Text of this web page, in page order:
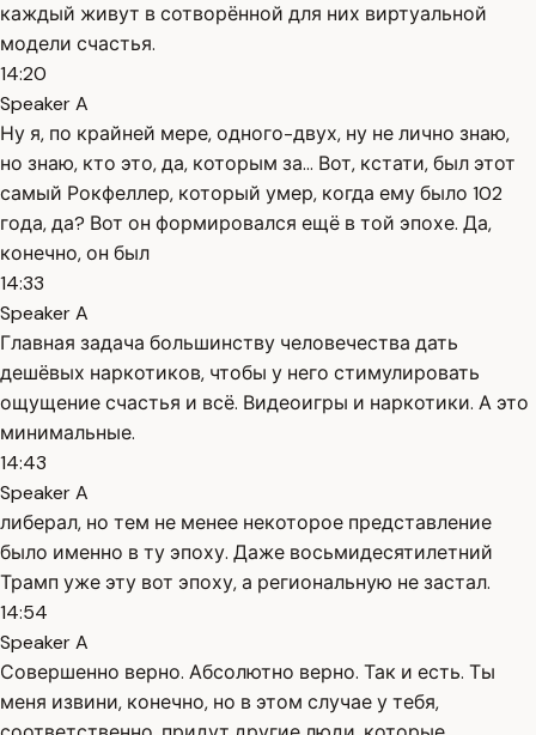
каждый живут в сотворённой для них виртуальной
модели счастья.
14:20
Speaker A
Ну я, по крайней мере, одного-двух, ну не лично знаю,
но знаю, кто это, да, которым за... Вот, кстати, был этот
самый Рокфеллер, который умер, когда ему было 102
года, да? Вот он формировался ещё в той эпохе. Да,
конечно, он был
14:33
Speaker A
Главная задача большинству человечества дать
дешёвых наркотиков, чтобы у него стимулировать
ощущение счастья и всё. Видеоигры и наркотики. А это
минимальные.
14:43
Speaker A
либерал, но тем не менее некоторое представление
было именно в ту эпоху. Даже восьмидесятилетний
Трамп уже эту вот эпоху, а региональную не застал.
14:54
Speaker A
Совершенно верно. Абсолютно верно. Так и есть. Ты
меня извини, конечно, но в этом случае у тебя,